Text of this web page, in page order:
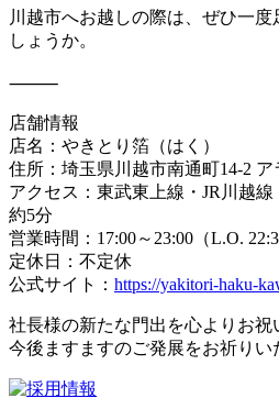
川越市へお越しの際は、ぜひ一
しょうか。
⸻
店舗情報
店名：やきとり箔（はく）
住所：埼玉県川越市南通町14-2
アクセス：東武東上線・JR川越
約5分
営業時間：17:00～23:00（L.O.
定休日：不定休
公式サイト： https://yakitori-haku-
社長様の新たな門出を心よりお祝
今後ますますのご発展をお祈りい